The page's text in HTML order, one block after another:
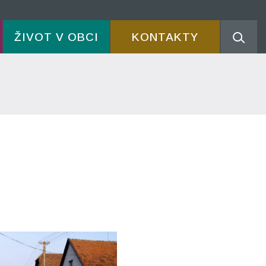
ŽIVOT V OBCI KONTAKTY